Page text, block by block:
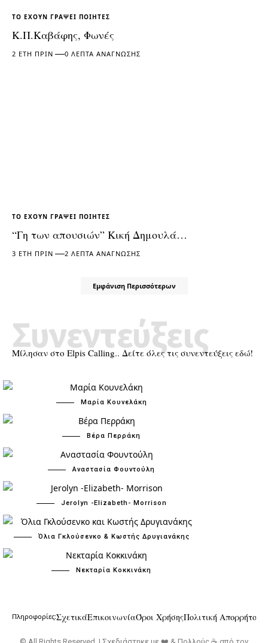
ΤΟ ΈΧΟΥΝ ΓΡΆΨΕΙ ΠΟΙΗΤΈΣ
Κ.Π.Καβάφης, Φωνές
2 ΈΤΗ ΠΡΙΝ 0 ΛΕΠΤΆ ΑΝΆΓΝΩΣΗΣ
ΤΟ ΈΧΟΥΝ ΓΡΆΨΕΙ ΠΟΙΗΤΈΣ
“Γη των απουσιών” Κική Δημουλά…
3 ΈΤΗ ΠΡΙΝ 2 ΛΕΠΤΆ ΑΝΆΓΝΩΣΗΣ
Εμφάνιση Περισσότερων
Μίλησαν στο Elpis Calling.. Δείτε όλες τις συνεντεύξεις εδώ!
Συνεντεύξεις
Μαρία Κουνελάκη
Βέρα Περράκη
Αναστασία Φουντούλη
Jerolyn -Elizabeth- Morrison
Όλια Γκλούσενκο & Κωστής Δρυγιανάκης
Νεκταρία Κοκκινάκη
Πληροφορίες:ΣχετικάΕπικοινωνίαΌροι ΧρήσηςΠολιτική Απορρήτου